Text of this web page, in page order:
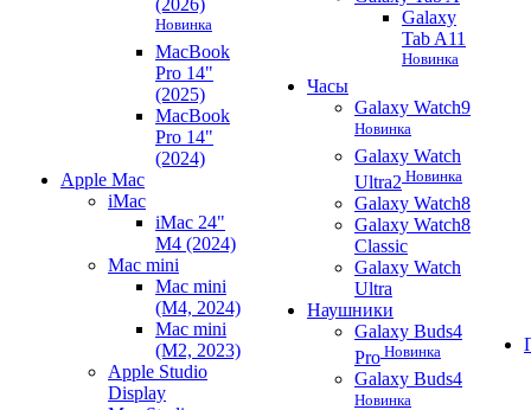
Новинка
MacBook
Pro 14"
(2025)
MacBook
Pro 14"
(2024)
Apple Mac
iMac
iMac 24"
M4 (2024)
Mac mini
Mac mini
(M4, 2024)
Mac mini
(M2, 2023)
Apple Studio
Display
Galaxy
Tab A11
Новинка
Часы
Galaxy Watch9
Новинка
Galaxy Watch
Ultra2 Новинка
Galaxy Watch8
Galaxy Watch8
Classic
Galaxy Watch
Ultra
Наушники
Galaxy Buds4
Pro Новинка
Galaxy Buds4
Новинка